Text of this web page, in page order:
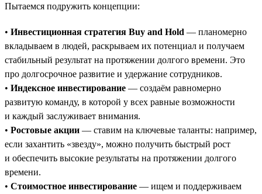
Пытаемся подружить концепции:
• Инвестиционная стратегия Buy and Hold — планомерно
вкладываем в людей, раскрываем их потенциал и получаем
стабильный результат на протяжении долгого времени. Это
про долгосрочное развитие и удержание сотрудников.
• Индексное инвестирование — создаём равномерно
развитую команду, в которой у всех равные возможности
и каждый заслуживает внимания.
• Ростовые акции — ставим на ключевые таланты: например,
если захантить «звезду», можно получить быстрый рост
и обеспечить высокие результаты на протяжении долгого
времени.
• Стоимостное инвестирование — ищем и поддерживаем